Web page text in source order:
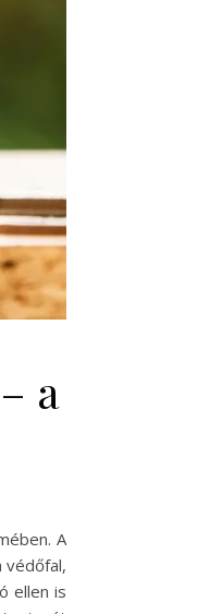
a
A
védőfal,
ellen is